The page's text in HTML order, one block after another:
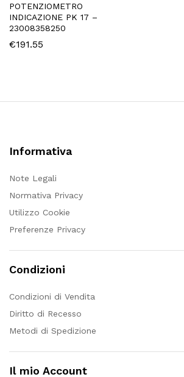
POTENZIOMETRO
INDICAZIONE PK 17 –
23008358250
€191.55
Informativa
Note Legali
Normativa Privacy
Utilizzo Cookie
Preferenze Privacy
Condizioni
Condizioni di Vendita
Diritto di Recesso
Metodi di Spedizione
Il mio Account